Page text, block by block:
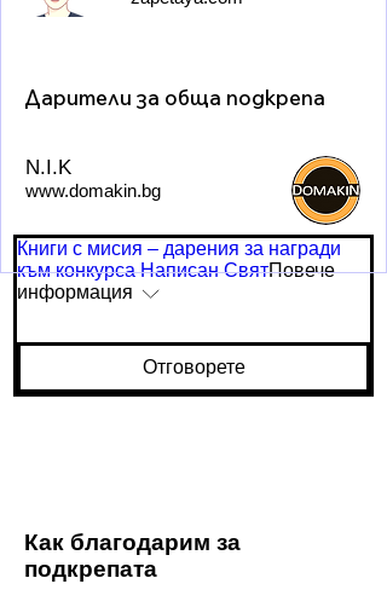
Книги с мисия – дарения за награди
към конкурса Написан СвятПовече
информация
Отговорете
Дарители за обща подкрепа
N.I.K
www.domakin.bg
Как благодарим за
подкрепата